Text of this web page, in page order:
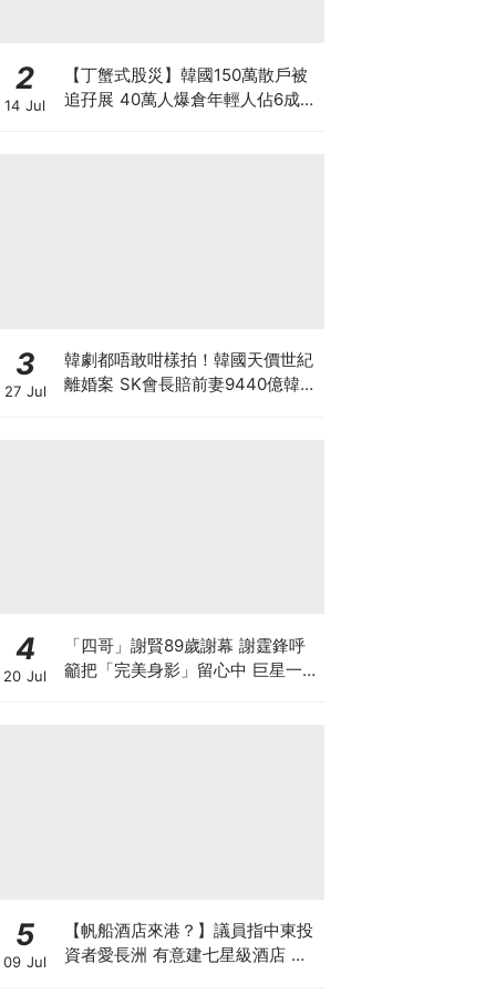
2
14 Jul
【丁蟹式股災】韓國150萬散戶被
追孖展 40萬人爆倉年輕人佔6成
3
27 Jul
韓劇都唔敢咁樣拍！韓國天價世紀
離婚案 SK會長賠前妻9440億韓
4
20 Jul
「四哥」謝賢89歲謝幕 謝霆鋒呼
籲把「完美身影」留心中 巨星一生
5
09 Jul
【帆船酒店來港？】議員指中東投
資者愛長洲 有意建七星級酒店 望